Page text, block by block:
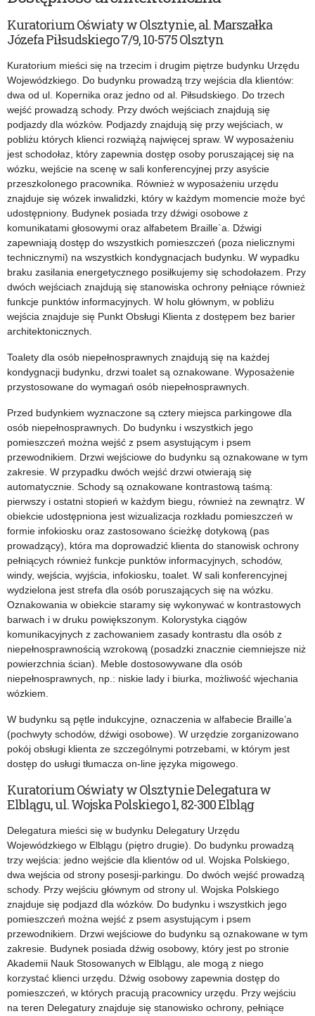
Kuratorium Oświaty w Olsztynie, al. Marszałka
Józefa Piłsudskiego 7/9, 10-575 Olsztyn
Kuratorium mieści się na trzecim i drugim piętrze budynku Urzędu
Wojewódzkiego. Do budynku prowadzą trzy wejścia dla klientów:
dwa od ul. Kopernika oraz jedno od al. Piłsudskiego. Do trzech
wejść prowadzą schody. Przy dwóch wejściach znajdują się
podjazdy dla wózków. Podjazdy znajdują się przy wejściach, w
pobliżu których klienci rozwiążą najwięcej spraw. W wyposażeniu
jest schodołaz, który zapewnia dostęp osoby poruszającej się na
wózku, wejście na scenę w sali konferencyjnej przy asyście
przeszkolonego pracownika. Również w wyposażeniu urzędu
znajduje się wózek inwalidzki, który w każdym momencie może być
udostępniony. Budynek posiada trzy dźwigi osobowe z
komunikatami głosowymi oraz alfabetem Braille`a. Dźwigi
zapewniają dostęp do wszystkich pomieszczeń (poza nielicznymi
technicznymi) na wszystkich kondygnacjach budynku. W wypadku
braku zasilania energetycznego posiłkujemy się schodołazem. Przy
dwóch wejściach znajdują się stanowiska ochrony pełniące również
funkcje punktów informacyjnych. W holu głównym, w pobliżu
wejścia znajduje się Punkt Obsługi Klienta z dostępem bez barier
architektonicznych.
Toalety dla osób niepełnosprawnych znajdują się na każdej
kondygnacji budynku, drzwi toalet są oznakowane. Wyposażenie
przystosowane do wymagań osób niepełnosprawnych.
Przed budynkiem wyznaczone są cztery miejsca parkingowe dla
osób niepełnosprawnych. Do budynku i wszystkich jego
pomieszczeń można wejść z psem asystującym i psem
przewodnikiem. Drzwi wejściowe do budynku są oznakowane w tym
zakresie. W przypadku dwóch wejść drzwi otwierają się
automatycznie. Schody są oznakowane kontrastową taśmą:
pierwszy i ostatni stopień w każdym biegu, również na zewnątrz. W
obiekcie udostępniona jest wizualizacja rozkładu pomieszczeń w
formie infokiosku oraz zastosowano ścieżkę dotykową (pas
prowadzący), która ma doprowadzić klienta do stanowisk ochrony
pełniących również funkcje punktów informacyjnych, schodów,
windy, wejścia, wyjścia, infokiosku, toalet. W sali konferencyjnej
wydzielona jest strefa dla osób poruszających się na wózku.
Oznakowania w obiekcie staramy się wykonywać w kontrastowych
barwach i w druku powiększonym. Kolorystyka ciągów
komunikacyjnych z zachowaniem zasady kontrastu dla osób z
niepełnosprawnością wzrokową (posadzki znacznie ciemniejsze niż
powierzchnia ścian). Meble dostosowywane dla osób
niepełnosprawnych, np.: niskie lady i biurka, możliwość wjechania
wózkiem.
W budynku są pętle indukcyjne, oznaczenia w alfabecie Braille’a
(pochwyty schodów, dźwigi osobowe). W urzędzie zorganizowano
pokój obsługi klienta ze szczególnymi potrzebami, w którym jest
dostęp do usługi tłumacza on-line języka migowego.
Kuratorium Oświaty w Olsztynie Delegatura w
Elblągu, ul. Wojska Polskiego 1, 82-300 Elbląg
Delegatura mieści się w budynku Delegatury Urzędu
Wojewódzkiego w Elblągu (piętro drugie). Do budynku prowadzą
trzy wejścia: jedno wejście dla klientów od ul. Wojska Polskiego,
dwa wejścia od strony posesji-parkingu. Do dwóch wejść prowadzą
schody. Przy wejściu głównym od strony ul. Wojska Polskiego
znajduje się podjazd dla wózków. Do budynku i wszystkich jego
pomieszczeń można wejść z psem asystującym i psem
przewodnikiem. Drzwi wejściowe do budynku są oznakowane w tym
zakresie. Budynek posiada dźwig osobowy, który jest po stronie
Akademii Nauk Stosowanych w Elblągu, ale mogą z niego
korzystać klienci urzędu. Dźwig osobowy zapewnia dostęp do
pomieszczeń, w których pracują pracownicy urzędu. Przy wejściu
na teren Delegatury znajduje się stanowisko ochrony, pełniące